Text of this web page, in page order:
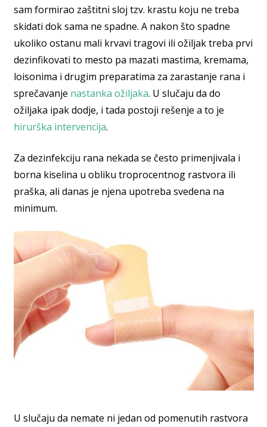
sam formirao zaštitni sloj tzv. krastu koju ne treba
skidati dok sama ne spadne. A nakon što spadne
ukoliko ostanu mali krvavi tragovi ili ožiljak treba prvi
dezinfikovati to mesto pa mazati mastima, kremama,
loisonima i drugim preparatima za zarastanje rana i
sprečavanje nastanka ožiljaka. U slučaju da do
ožiljaka ipak dodje, i tada postoji rešenje a to je
hirurška intervencija.
Za dezinfekciju rana nekada se često primenjivala i
borna kiselina u obliku troprocentnog rastvora ili
praška, ali danas je njena upotreba svedena na
minimum.
U slučaju da nemate ni jedan od pomenutih rastvora